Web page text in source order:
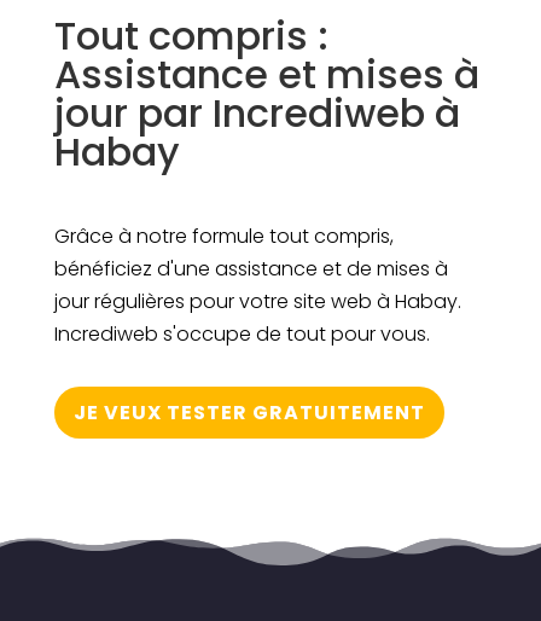
Tout compris :
Assistance et mises à
jour par Incrediweb à
Habay
Grâce à notre formule tout compris,
bénéficiez d'une assistance et de mises à
jour régulières pour votre site web à Habay.
Incrediweb s'occupe de tout pour vous.
JE VEUX TESTER GRATUITEMENT